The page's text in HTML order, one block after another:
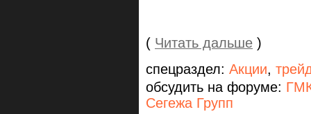
( Читать дальше )
спецраздел: Акции,
обсудить на форуме:
Сегежа Групп